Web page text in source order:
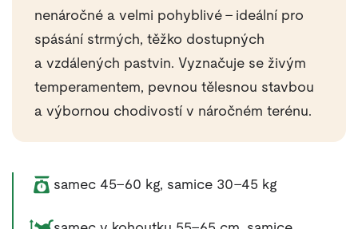
nenáročné a velmi pohyblivé – ideální pro
spásání strmých, těžko dostupných
a vzdálených pastvin. Vyznačuje se živým
temperamentem, pevnou tělesnou stavbou
a výbornou chodivostí v náročném terénu.
Váha zvířete:
samec 45–60 kg, samice 30–45 kg